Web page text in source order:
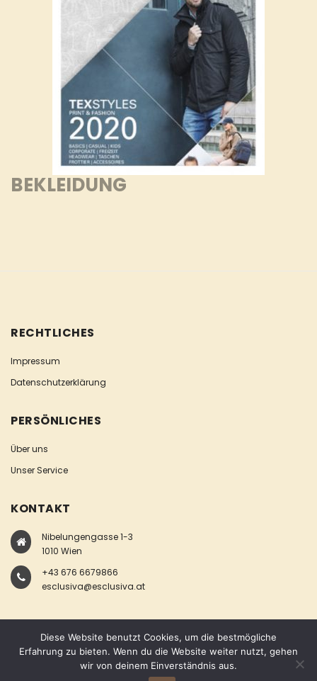
BEKLEIDUNG
RECHTLICHES
Impressum
Datenschutzerklärung
PERSÖNLICHES
Über uns
Unser Service
KONTAKT
Nibelungengasse 1-3
1010 Wien
+43 676 6679866
esclusiva@esclusiva.at
COPYRIGHT © ESCLUSIVA
Diese Website benutzt Cookies, um die bestmögliche
Erfahrung zu bieten. Wenn du die Website weiter nutzt, gehen
wir von deinem Einverständnis aus.